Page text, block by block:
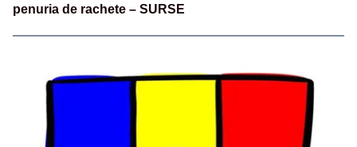
penuria de rachete – SURSE